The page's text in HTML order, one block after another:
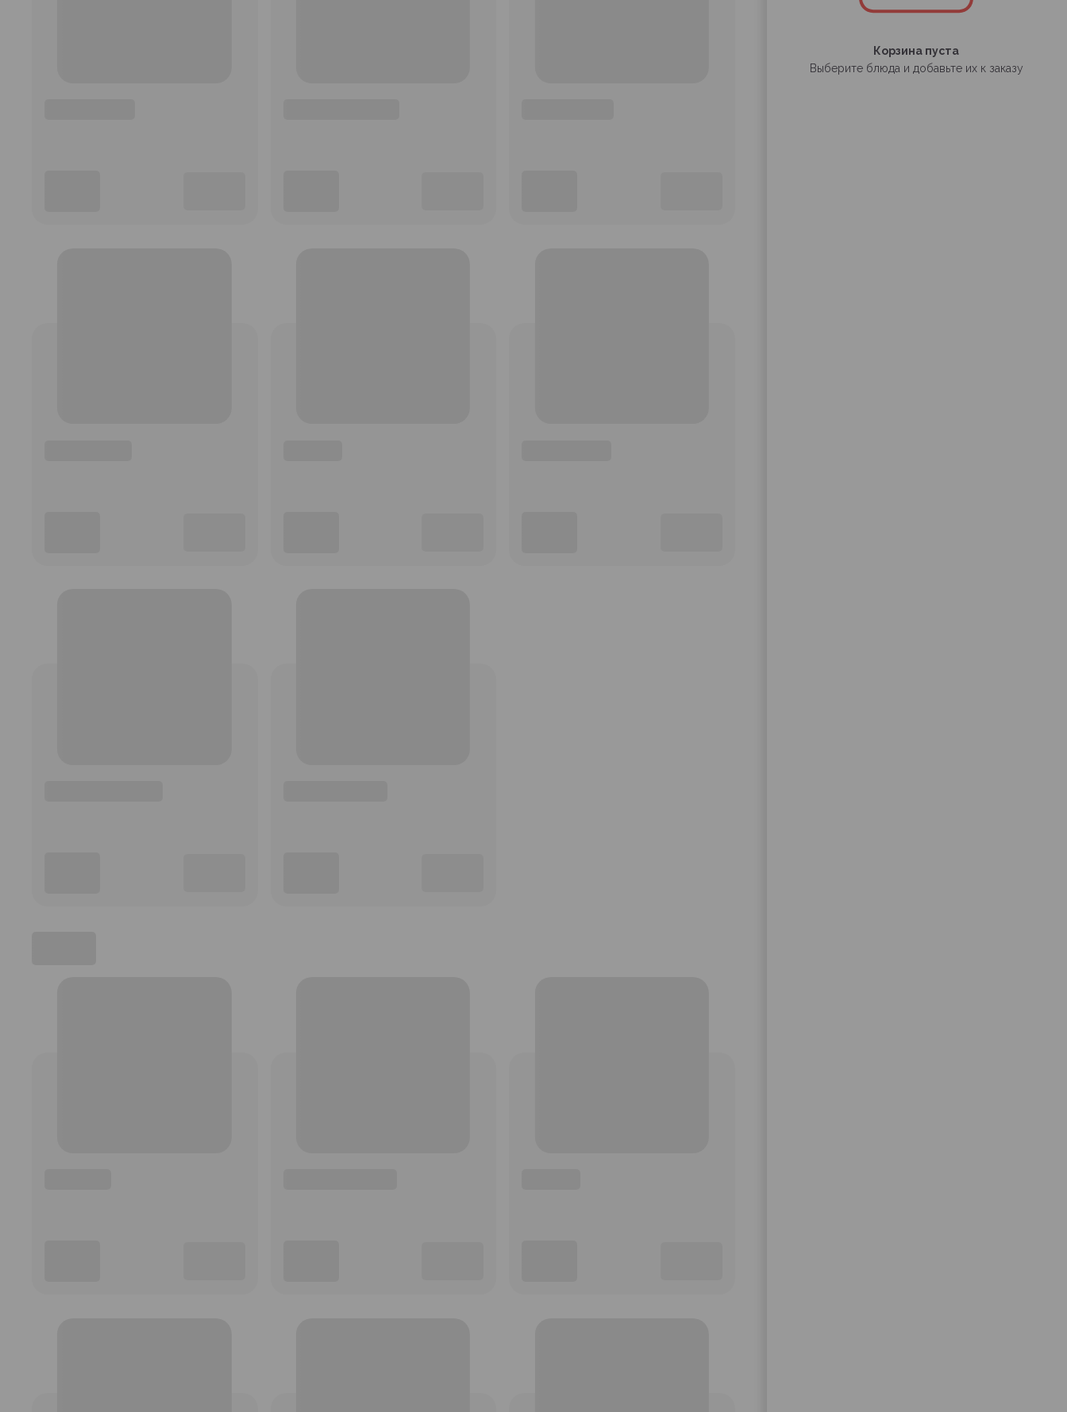
Корзина пуста
Выберите блюда и добавьте их к заказу